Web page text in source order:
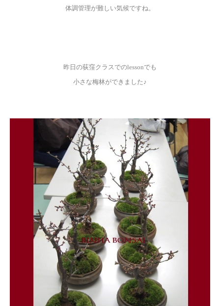
体調管理が難しい気候ですね。
昨日の荻窪クラスでのlessonでも
小さな梅林ができました♪